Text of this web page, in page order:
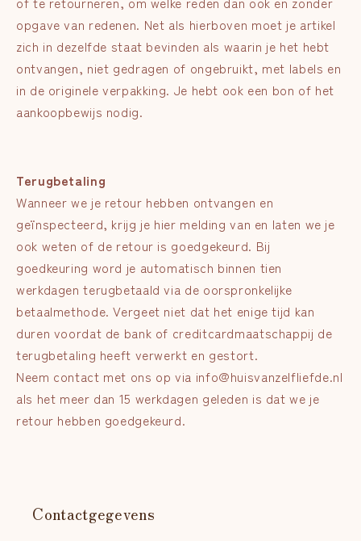
opgave van redenen. Net als hierboven moet je artikel
zich in dezelfde staat bevinden als waarin je het hebt
ontvangen, niet gedragen of ongebruikt, met labels en
in de originele verpakking. Je hebt ook een bon of het
aankoopbewijs nodig.
Terugbetaling
Wanneer we je retour hebben ontvangen en
geïnspecteerd, krijg je hier melding van en laten we je
ook weten of de retour is goedgekeurd. Bij
goedkeuring word je automatisch binnen tien
werkdagen terugbetaald via de oorspronkelijke
betaalmethode. Vergeet niet dat het enige tijd kan
duren voordat de bank of creditcardmaatschappij de
terugbetaling heeft verwerkt en gestort.
Neem contact met ons op via info@huisvanzelfliefde.nl
als het meer dan 15 werkdagen geleden is dat we je
retour hebben goedgekeurd.
Contactgegevens